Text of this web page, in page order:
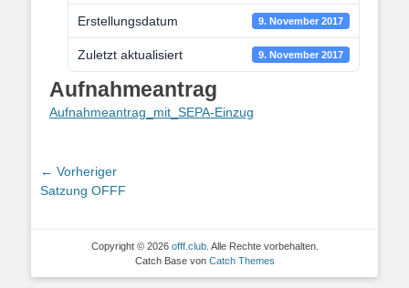
Erstellungsdatum 9. November 2017
Zuletzt aktualisiert 9. November 2017
Aufnahmeantrag
Aufnahmeantrag_mit_SEPA-Einzug
Beitragsnavigation
← Vorheriger
Vorheriger
Satzung OFFF
Copyright © 2026 offf.club. Alle Rechte vorbehalten.
Catch Base von Catch Themes